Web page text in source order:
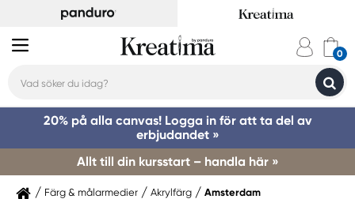
20% på alla canvas! Logga in för att ta del av
erbjudandet »
Allt till din kursstart – handla här »
Färg & målarmedier Akrylfärg Amsterdam